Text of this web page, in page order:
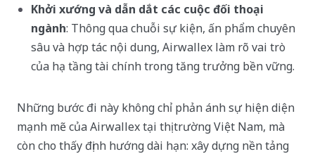
Khởi xướng và dẫn dắt các cuộc đối thoại
ngành: Thông qua chuỗi sự kiện, ấn phẩm chuyên
sâu và hợp tác nội dung, Airwallex làm rõ vai trò
của hạ tầng tài chính trong tăng trưởng bền vững.
Những bước đi này không chỉ phản ánh sự hiện diện
mạnh mẽ của Airwallex tại thị trường Việt Nam, mà
còn cho thấy định hướng dài hạn: xây dựng nền tảng